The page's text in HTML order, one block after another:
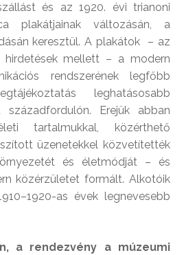
és az 1920. évi trianoni
plakátjainak változásán, a
keresztül. A plakátok – az
hirdetések mellett – a modern
rendszerének legfőbb
leghatásosabb
Erejük abban
tartalmukkal, közérthető
üzenetekkel közvetítették
és életmódját – és
közérzületet formált. Alkotóik
as évek legnevesebb
a rendezvény a múzeumi